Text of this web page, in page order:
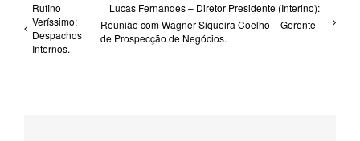
Rufino
Veríssimo:
Despachos
Internos.
Lucas Fernandes – Diretor Presidente (Interino):
Reunião com Wagner Siqueira Coelho – Gerente
de Prospecção de Negócios.